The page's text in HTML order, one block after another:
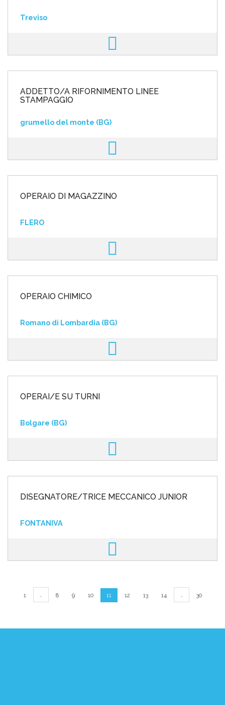
Treviso
ADDETTO/A RIFORNIMENTO LINEE
STAMPAGGIO
grumello del monte (BG)
OPERAIO DI MAGAZZINO
FLERO
OPERAIO CHIMICO
Romano di Lombardia (BG)
OPERAI/E SU TURNI
Bolgare (BG)
DISEGNATORE/TRICE MECCANICO JUNIOR
FONTANIVA
1 8 9 10 11 12 13 14 30